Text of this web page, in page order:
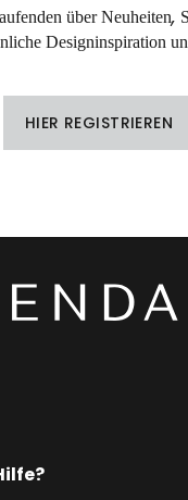
über Neuheiten,
Designinspiration
HIER REGISTRIEREN